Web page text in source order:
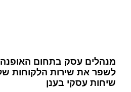
מנהלים עסק בתחום האופנה?
לשפר את שירות הלקוחות
שיחות עסקי בענן